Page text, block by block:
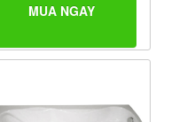
MUA NGAY